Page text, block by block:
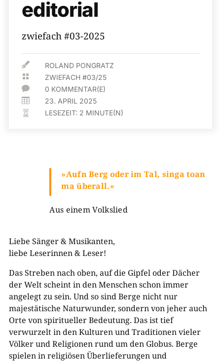
editorial
zwiefach #03-2025
 ROLAND PONGRATZ
 ZWIEFACH #03/25
 0 KOMMENTAR(E)
 23. APRIL 2025
 LESEZEIT: 2 MINUTE(N)
»Aufn Berg oder im Tal, singa toan
ma überall.«
Aus einem Volkslied
Liebe Sänger & Musikanten,
liebe Leserinnen & Leser!
Das Streben nach oben, auf die Gipfel oder Dächer
der Welt scheint in den Menschen schon immer
angelegt zu sein. Und so sind Berge nicht nur
majestätische Naturwunder, sondern von jeher auch
Orte von spiritueller Bedeutung. Das ist tief
verwurzelt in den Kulturen und Traditionen vieler
Völker und Religionen rund um den Globus. Berge
spielen in religiösen Überlieferungen und